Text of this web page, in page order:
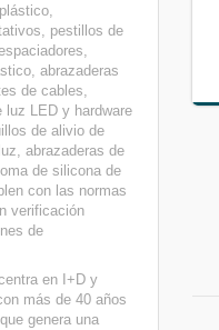
pestillos de
abrazaderas
de cables,
luz LED y hardware
de alivio de
abrazaderas de
de silicona de
con las normas
verificación
de
en I+D y
más de 40 años
genera una